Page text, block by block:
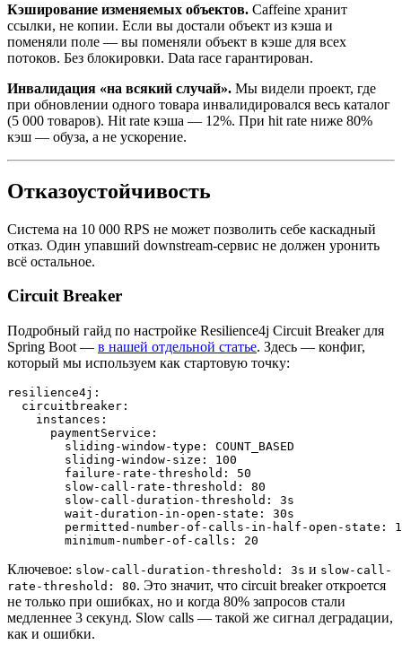
Кэширование изменяемых объектов. Caffeine хранит
ссылки, не копии. Если вы достали объект из кэша и
поменяли поле — вы поменяли объект в кэше для всех
потоков. Без блокировки. Data race гарантирован.
Инвалидация «на всякий случай». Мы видели проект, где
при обновлении одного товара инвалидировался весь каталог
(5 000 товаров). Hit rate кэша — 12%. При hit rate ниже 80%
кэш — обуза, а не ускорение.
Отказоустойчивость
Система на 10 000 RPS не может позволить себе каскадный
отказ. Один упавший downstream-сервис не должен уронить
всё остальное.
Circuit Breaker
Подробный гайд по настройке Resilience4j Circuit Breaker для
Spring Boot — в нашей отдельной статье. Здесь — конфиг,
который мы используем как стартовую точку:
resilience4j:
  circuitbreaker:
    instances:
      paymentService:
        sliding-window-type: COUNT_BASED
        sliding-window-size: 100
        failure-rate-threshold: 50
        slow-call-rate-threshold: 80
        slow-call-duration-threshold: 3s
        wait-duration-in-open-state: 30s
permitted-number-of-calls-in-half-open-state:
Ключевое: slow-call-duration-threshold: 3s и slow-call-
rate-threshold: 80. Это значит, что circuit breaker откроется
не только при ошибках, но и когда 80% запросов стали
медленнее 3 секунд. Slow calls — такой же сигнал деградации,
как и ошибки.